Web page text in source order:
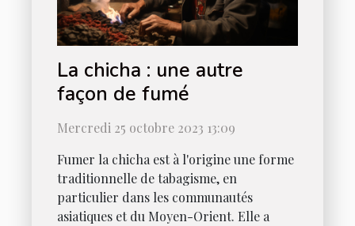
La chicha : une autre
façon de fumé
Mercredi 25 octobre 2023 13:09
Fumer la chicha est à l'origine une forme
traditionnelle de tabagisme, en
particulier dans les communautés
asiatiques et du Moyen-Orient. Elle a